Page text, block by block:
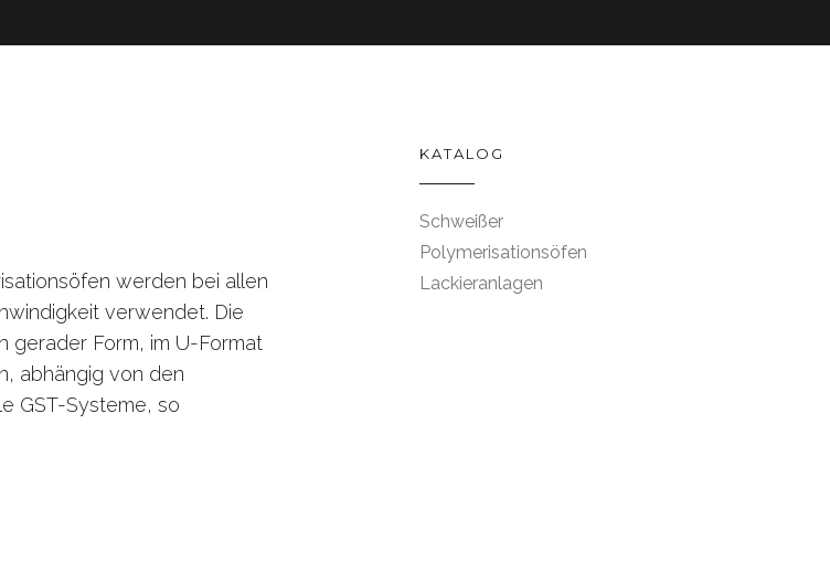
werden bei allen
verwendet. Die
gerader Form, im U-Format
abhängig von den
GST-Systeme, so
KATALOG
Schweißer
Polymerisationsöfen
Lackieranlagen